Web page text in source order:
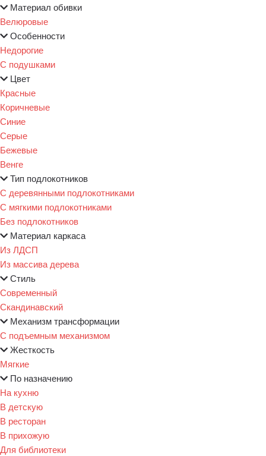
Материал обивки
Велюровые
Особенности
Недорогие
С подушками
Цвет
Красные
Коричневые
Синие
Серые
Бежевые
Венге
Тип подлокотников
С деревянными подлокотниками
С мягкими подлокотниками
Без подлокотников
Материал каркаса
Из ЛДСП
Из массива дерева
Стиль
Современный
Скандинавский
Механизм трансформации
С подъемным механизмом
Жесткость
Мягкие
По назначению
На кухню
В детскую
В ресторан
В прихожую
Для библиотеки